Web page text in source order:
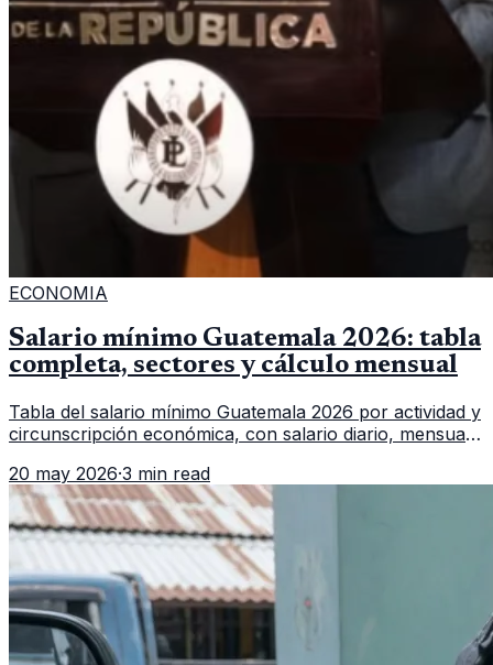
ECONOMIA
Salario mínimo Guatemala 2026: tabla
completa, sectores y cálculo mensual
Tabla del salario mínimo Guatemala 2026 por actividad y
circunscripción económica, con salario diario, mensual,
20 may 2026·3 min read